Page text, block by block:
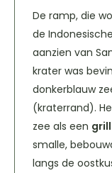
De ramp, die
de
aanzien van
krater was
donkerblauw
(kraterrand).
zee als een
smalle,
langs de